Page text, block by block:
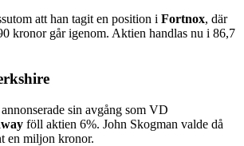
att han tagit en position i Fortnox, där
kronor går igenom. Aktien handlas nu i 86,7
annonserade sin avgång som VD
föll aktien 6%. John Skogman valde då
en miljon kronor.